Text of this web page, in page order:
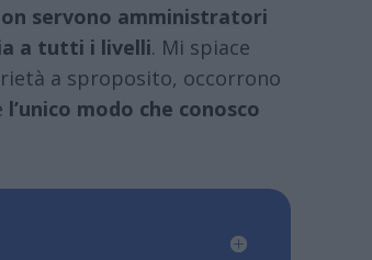
servono amministratori
a tutti i livelli. Mi spiace
a sproposito, occorrono
l’unico modo che conosco